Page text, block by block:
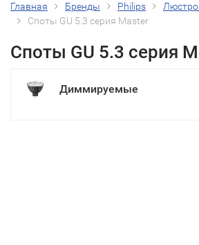
Главная Бренды Philips
Споты GU 5.3 серия Master
Споты GU 5.3 серия
Диммируемые